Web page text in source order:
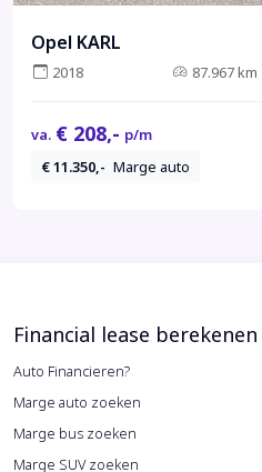
Opel KARL
2018 87.967 km
va. € 208,- p/m
€ 11.350,- Marge auto
Financial lease berekenen
Auto Financieren?
Marge auto zoeken
Marge bus zoeken
Marge SUV zoeken